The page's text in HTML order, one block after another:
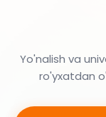
Yo'nalish va
ro'yxatdan